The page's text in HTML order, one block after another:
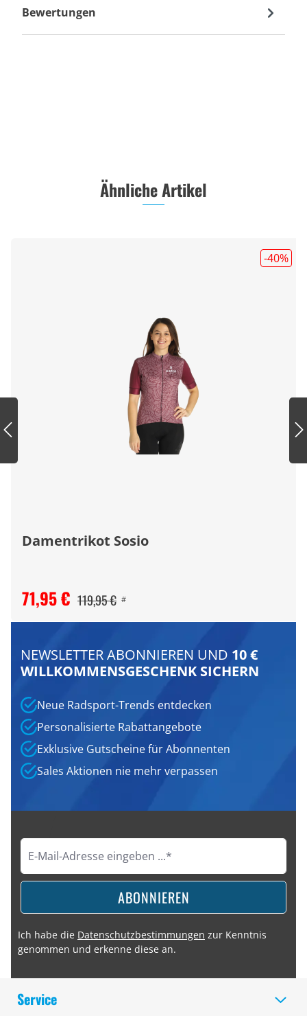
Bewertungen
Ähnliche Artikel
-40%
Damentrikot Sosio
71,95 € 119,95 € #
NEWSLETTER ABONNIEREN UND 10 €
WILLKOMMENSGESCHENK SICHERN
Neue Radsport-Trends entdecken
Personalisierte Rabattangebote
Exklusive Gutscheine für Abonnenten
Sales Aktionen nie mehr verpassen
ABONNIEREN
Ich habe die Datenschutzbestimmungen zur Kenntnis
genommen und erkenne diese an.
Service